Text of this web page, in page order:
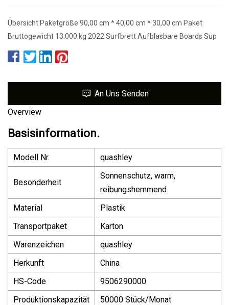
Übersicht Paketgröße 90,00 cm * 40,00 cm * 30,00 cm Paket
Bruttogewicht 13.000 kg 2022 Surfbrett Aufblasbare Boards Sup
An Uns Senden
Overview
Basisinformation.
Modell Nr. quashley
Besonderheit
Sonnenschutz, warm,
reibungshemmend
Material
Plastik
Transportpaket
Karton
Warenzeichen
quashley
Herkunft
China
HS-Code
9506290000
Produktionskapazität
50000 Stück/Monat